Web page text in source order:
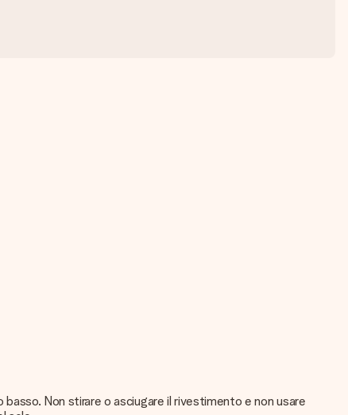
Non stirare o asciugare il rivestimento e non usare